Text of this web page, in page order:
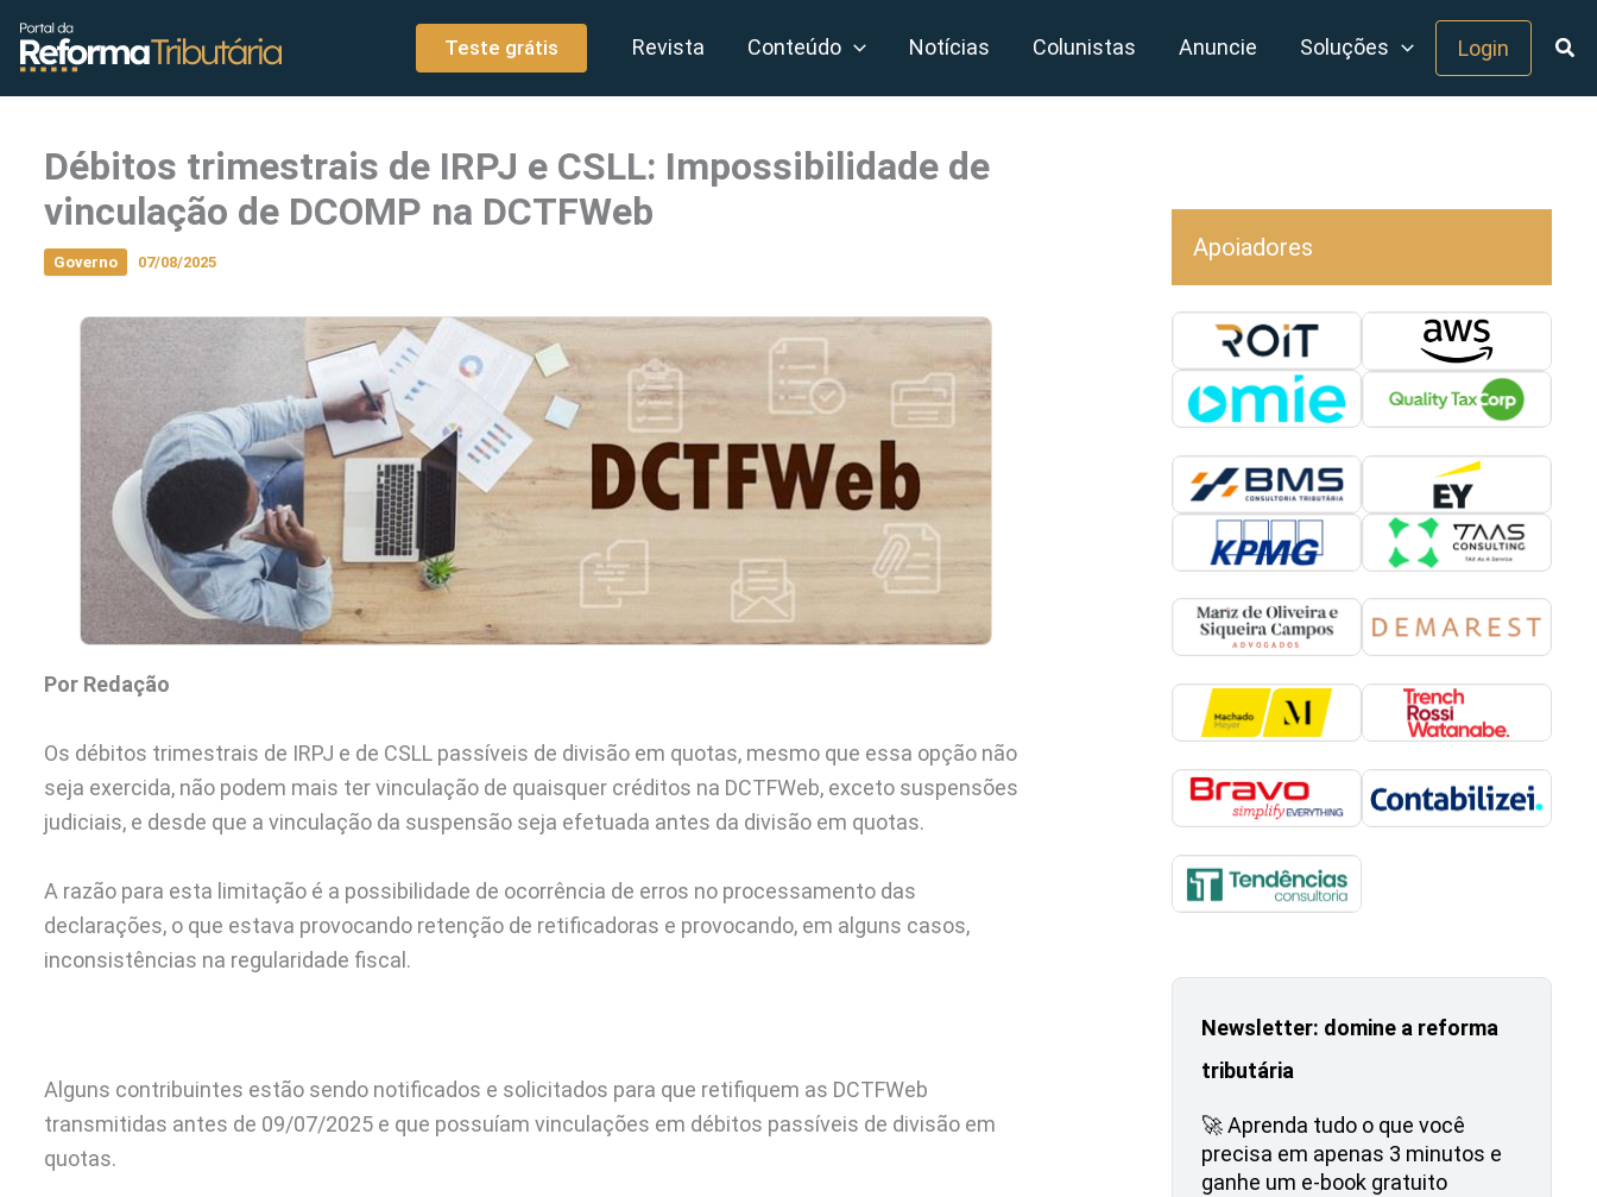
conteúdo
Teste grátis Revista Conteúdo Notícias Colunistas Anuncie Soluções Login
Débitos trimestrais de IRPJ e CSLL: Impossibilidade de
vinculação de DCOMP na DCTFWeb
Governo 07/08/2025
Por Redação
Os débitos trimestrais de IRPJ e de CSLL passíveis de divisão em quotas, mesmo que essa opção não
seja exercida, não podem mais ter vinculação de quaisquer créditos na DCTFWeb, exceto suspensões
judiciais, e desde que a vinculação da suspensão seja efetuada antes da divisão em quotas.
A razão para esta limitação é a possibilidade de ocorrência de erros no processamento das
declarações, o que estava provocando retenção de retificadoras e provocando, em alguns casos,
inconsistências na regularidade fiscal.
Alguns contribuintes estão sendo notificados e solicitados para que retifiquem as DCTFWeb
transmitidas antes de 09/07/2025 e que possuíam vinculações em débitos passíveis de divisão em
quotas.
Apoiadores
Newsletter: domine a reforma
tributária
🚀 Aprenda tudo o que você
precisa em apenas 3 minutos e
ganhe um e-book gratuito